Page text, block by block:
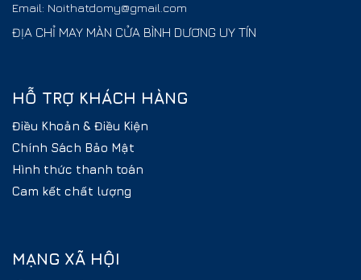
Email: Noithatdomy@gmail.com
ĐỊA CHỈ MAY MÀN CỬA BÌNH DƯƠNG UY TÍN
HỖ TRỢ KHÁCH HÀNG
Điều Khoản & Điều Kiện
Chính Sách Bảo Mật
Hình thức thanh toán
Cam kết chất lượng
MẠNG XÃ HỘI